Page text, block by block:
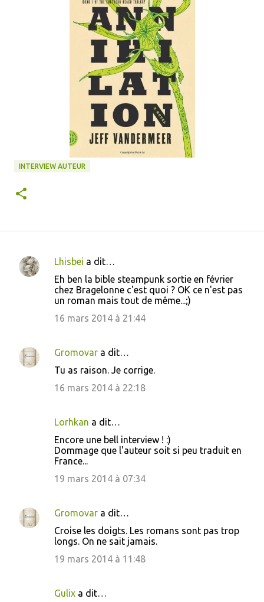
INTERVIEW AUTEUR
C
n
t
Lhisbei a dit…
Eh ben la bible steampunk sortie en février
chez Bragelonne c'est quoi ? OK ce n'est pas
un roman mais tout de même...;)
16 mars 2014 à 21:44
Gromovar a dit…
Tu as raison. Je corrige.
16 mars 2014 à 22:18
Lorhkan a dit…
Encore une bell interview ! :)
Dommage que l'auteur soit si peu traduit en
France...
19 mars 2014 à 07:34
Gromovar a dit…
Croise les doigts. Les romans sont pas trop
longs. On ne sait jamais.
19 mars 2014 à 11:48
Gulix a dit…